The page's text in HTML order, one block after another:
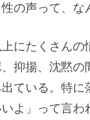
性の声って、
にたくさんの
、抑揚、沈黙
ている。特に
いよ」って言